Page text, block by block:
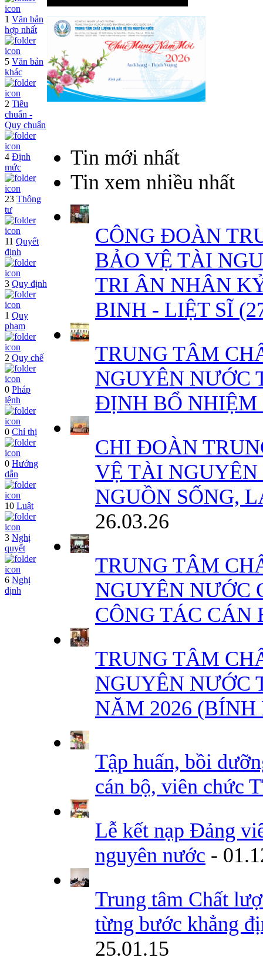
1 Văn bản
hợp nhất
5 Văn bản
khác
2 Tiêu
chuẩn -
Quy chuẩn
4 Định
mức
23 Thông
tư
11 Quyết
định
3 Quy định
1 Quy
phạm
2 Quy chế
0 Pháp
lệnh
0 Chỉ thị
0 Hướng
dẫn
10 Luật
3 Nghị
quyết
6 Nghị
định
Tin mới nhất
Tin xem nhiều nhất
CÔNG ĐOÀN
BẢO VỆ TÀI
TRI ÂN NHÂN
BINH - LIỆT SĨ
TRUNG TÂM
NGUYÊN NƯỚC
ĐỊNH BỔ
CHI ĐOÀN
VỆ TÀI
NGUỒN SỐNG,
26.03.26
TRUNG TÂM
NGUYÊN NƯỚC
CÔNG TÁC CÁN
TRUNG TÂM
NGUYÊN NƯỚC
NĂM 2026 (BÍNH
Tập huấn, bồi
cán bộ, viên chức
Lễ kết nạp Đảng
nguyên nước -
Trung tâm Chất
từng bước khẳng
25.01.15